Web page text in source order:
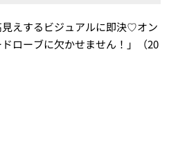
見えするビジュアルに即決♡オン
ローブに欠かせません！」（20